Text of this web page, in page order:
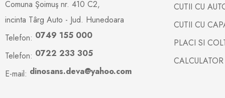
Comuna Şoimuş nr. 410 C2,
incinta Târg Auto - Jud. Hunedoara
Telefon: 0749 155 000
Telefon: 0722 233 305
E-mail: dinosans.deva@yahoo.com
CUTII CU
CUTII CU
PLACI SI